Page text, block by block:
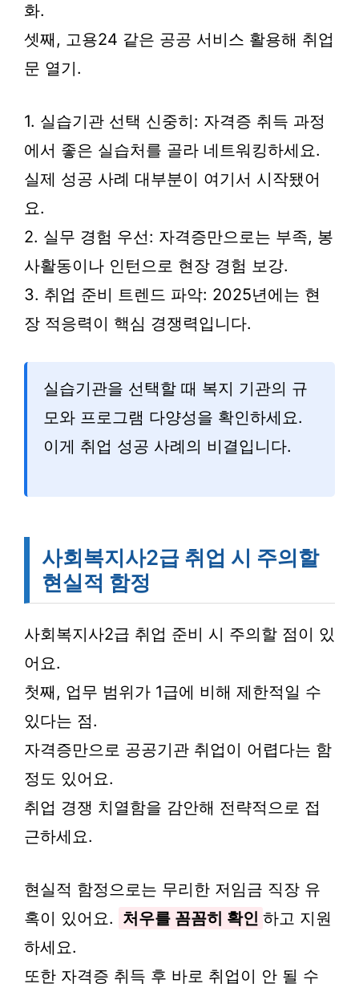
화.
셋째, 고용24 같은 공공 서비스 활용해 취업
문 열기.
1. 실습기관 선택 신중히: 자격증 취득 과정
에서 좋은 실습처를 골라 네트워킹하세요.
실제 성공 사례 대부분이 여기서 시작됐어
요.
2. 실무 경험 우선: 자격증만으로는 부족, 봉
사활동이나 인턴으로 현장 경험 보강.
3. 취업 준비 트렌드 파악: 2025년에는 현
장 적응력이 핵심 경쟁력입니다.
실습기관을 선택할 때 복지 기관의 규
모와 프로그램 다양성을 확인하세요.
이게 취업 성공 사례의 비결입니다.
사회복지사2급 취업 시 주의할
현실적 함정
사회복지사2급 취업 준비 시 주의할 점이 있
어요.
첫째, 업무 범위가 1급에 비해 제한적일 수
있다는 점.
자격증만으로 공공기관 취업이 어렵다는 함
정도 있어요.
취업 경쟁 치열함을 감안해 전략적으로 접
근하세요.
현실적 함정으로는 무리한 저임금 직장 유
혹이 있어요. 처우를 꼼꼼히 확인 하고 지원
하세요.
또한 자격증 취득 후 바로 취업이 안 될 수